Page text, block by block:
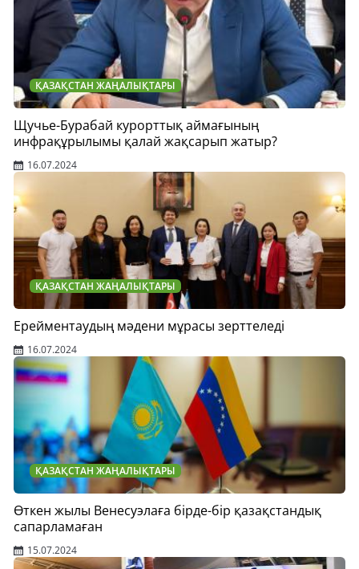
ҚАЗАҚСТАН ЖАҢАЛЫҚТАРЫ
Щучье-Бурабай курорттық аймағының
инфрақұрылымы қалай жақсарып жатыр?
16.07.2024
ҚАЗАҚСТАН ЖАҢАЛЫҚТАРЫ
Ерейментаудың мәдени мұрасы зерттеледі
16.07.2024
ҚАЗАҚСТАН ЖАҢАЛЫҚТАРЫ
Өткен жылы Венесуэлаға бірде-бір қазақстандық
сапарламаған
15.07.2024